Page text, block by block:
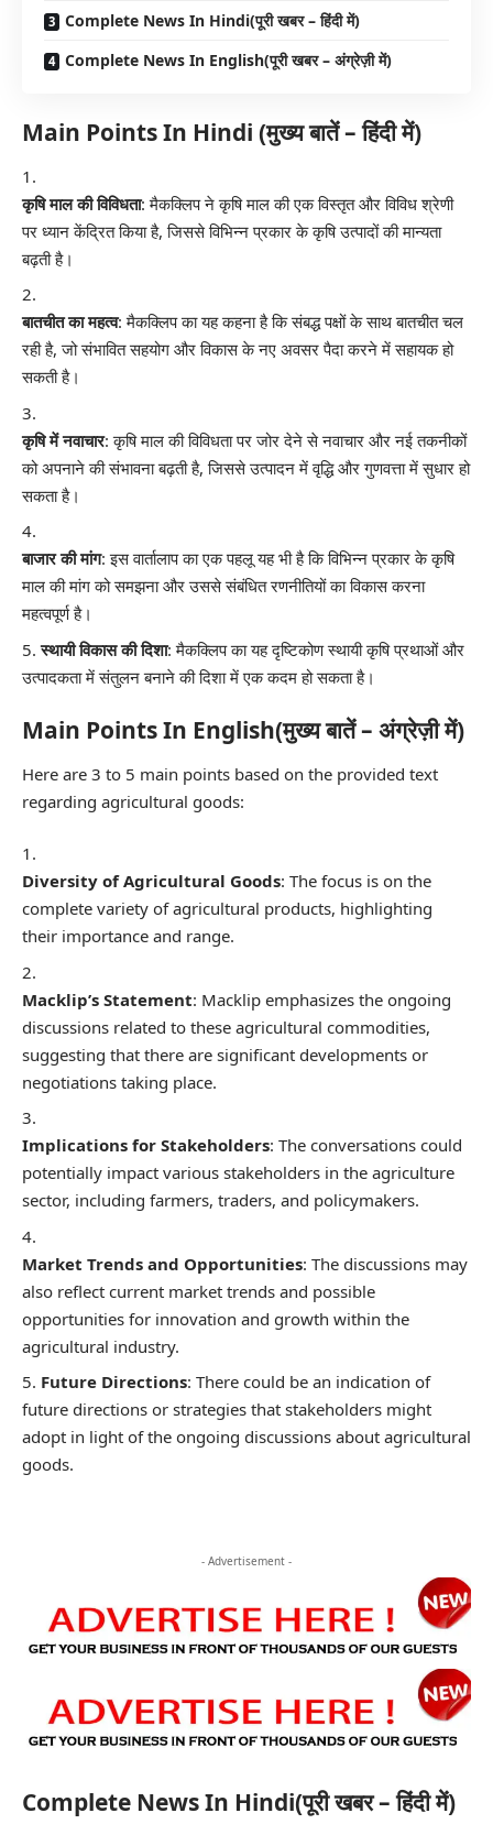
Complete News In Hindi(पूरी खबर – हिंदी में)
Complete News In English(पूरी खबर – अंग्रेज़ी में)
Main Points In Hindi (मुख्य बातें – हिंदी में)
कृषि माल की विविधता: मैकक्लिप ने कृषि माल की एक विस्तृत और विविध श्रेणी
पर ध्यान केंद्रित किया है, जिससे विभिन्न प्रकार के कृषि उत्पादों की मान्यता
बढ़ती है।
बातचीत का महत्व: मैकक्लिप का यह कहना है कि संबद्ध पक्षों के साथ बातचीत चल
रही है, जो संभावित सहयोग और विकास के नए अवसर पैदा करने में सहायक हो
सकती है।
कृषि में नवाचार: कृषि माल की विविधता पर जोर देने से नवाचार और नई तकनीकों
को अपनाने की संभावना बढ़ती है, जिससे उत्पादन में वृद्धि और गुणवत्ता में सुधार हो
सकता है।
बाजार की मांग: इस वार्तालाप का एक पहलू यह भी है कि विभिन्न प्रकार के कृषि
माल की मांग को समझना और उससे संबंधित रणनीतियों का विकास करना
महत्वपूर्ण है।
स्थायी विकास की दिशा: मैकक्लिप का यह दृष्टिकोण स्थायी कृषि प्रथाओं और
उत्पादकता में संतुलन बनाने की दिशा में एक कदम हो सकता है।
Main Points In English(मुख्य बातें – अंग्रेज़ी में)
Here are 3 to 5 main points based on the provided text
regarding agricultural goods:
Diversity of Agricultural Goods: The focus is on the
complete variety of agricultural products, highlighting
their importance and range.
Macklip’s Statement: Macklip emphasizes the ongoing
discussions related to these agricultural commodities,
suggesting that there are significant developments or
negotiations taking place.
Implications for Stakeholders: The conversations could
potentially impact various stakeholders in the agriculture
sector, including farmers, traders, and policymakers.
Market Trends and Opportunities: The discussions may
also reflect current market trends and possible
opportunities for innovation and growth within the
agricultural industry.
Future Directions: There could be an indication of
future directions or strategies that stakeholders might
adopt in light of the ongoing discussions about agricultural
goods.
- Advertisement -
Complete News In Hindi(पूरी खबर – हिंदी में)